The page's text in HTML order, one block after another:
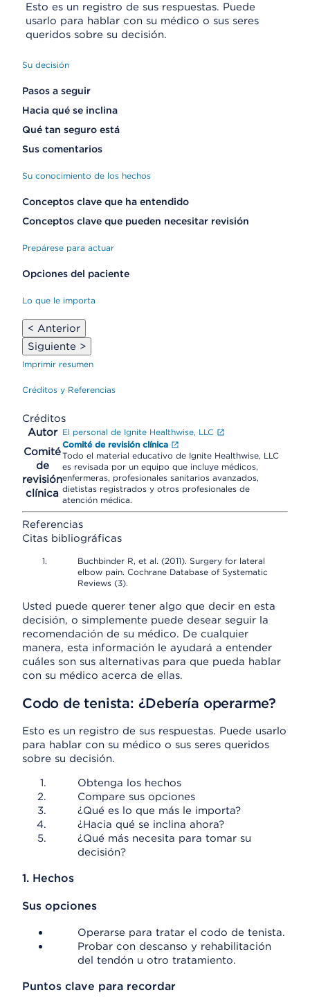
Esto es un registro de sus respuestas. Puede
usarlo para hablar con su médico o sus seres
queridos sobre su decisión.
Su decisión
Pasos a seguir
Hacia qué se inclina
Qué tan seguro está
Sus comentarios
Su conocimiento de los hechos
Conceptos clave que ha entendido
Conceptos clave que pueden necesitar revisión
Prepárese para actuar
Opciones del paciente
Lo que le importa
< Anterior
Siguiente >
Imprimir resumen
Créditos y Referencias
Créditos
Autor El personal de Ignite Healthwise, LLC
Comité
de
revisión
clínica
Comité de revisión clínica
Todo el material educativo de Ignite Healthwise, LLC
es revisada por un equipo que incluye médicos,
enfermeras, profesionales sanitarios avanzados,
dietistas registrados y otros profesionales de
atención médica.
Referencias
Citas bibliográficas
Buchbinder R, et al. (2011). Surgery for lateral
elbow pain. Cochrane Database of Systematic
Reviews (3).
Usted puede querer tener algo que decir en esta
decisión, o simplemente puede desear seguir la
recomendación de su médico. De cualquier
manera, esta información le ayudará a entender
cuáles son sus alternativas para que pueda hablar
con su médico acerca de ellas.
Codo de tenista: ¿Debería operarme?
Esto es un registro de sus respuestas. Puede usarlo
para hablar con su médico o sus seres queridos
sobre su decisión.
Obtenga los hechos
Compare sus opciones
¿Qué es lo que más le importa?
¿Hacia qué se inclina ahora?
¿Qué más necesita para tomar su
decisión?
1. Hechos
Sus opciones
Operarse para tratar el codo de tenista.
Probar con descanso y rehabilitación
del tendón u otro tratamiento.
Puntos clave para recordar